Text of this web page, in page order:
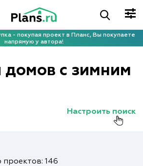
- покупая проект в Планс, Вы покупаете
напрямую у автора!
домов с зимним
Настроить поиск
проектов: 146